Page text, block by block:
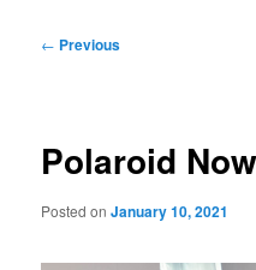
Post
← Previous
Polaroid
Posted onJanuary 10, 2021